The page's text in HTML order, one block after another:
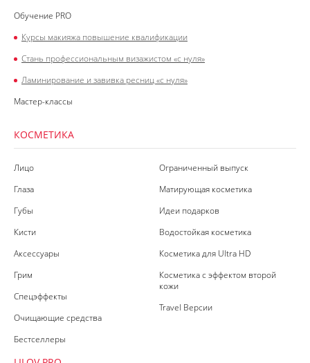
Обучение PRO
Курсы макияжа повышение квалификации
Стань профессиональным визажистом «с нуля»
Ламинирование и завивка ресниц «с нуля»
Мастер-классы
КОСМЕТИКА
Лицо
Глаза
Губы
Кисти
Аксессуары
Грим
Спецэффекты
Очищающие средства
Бестселлеры
Ограниченный выпуск
Матирующая косметика
Идеи подарков
Водостойкая косметика
Косметика для Ultra HD
Косметика с эффектом второй
кожи
Travel Версии